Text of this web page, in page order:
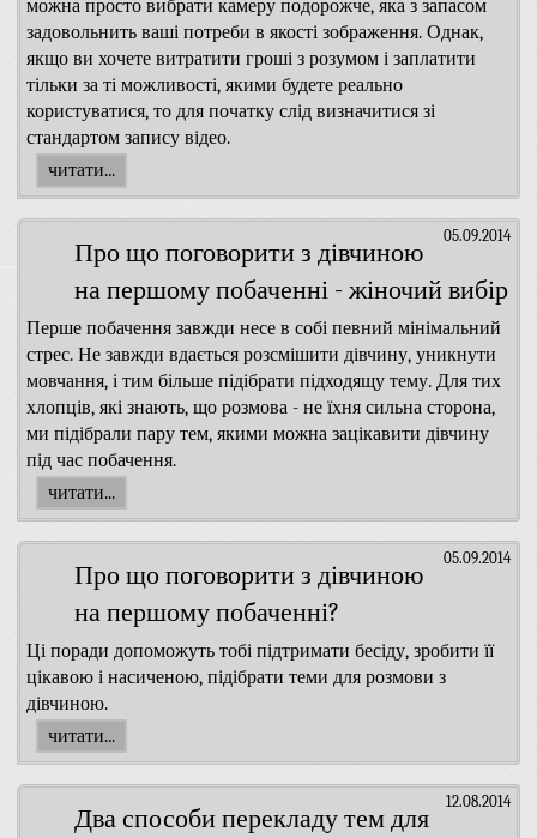
можна просто вибрати камеру подорожче, яка з запасом
задовольнить ваші потреби в якості зображення. Однак,
якщо ви хочете витратити гроші з розумом і заплатити
тільки за ті можливості, якими будете реально
користуватися, то для початку слід визначитися зі
стандартом запису відео.
читати...
05.09.2014
Про що поговорити з дівчиною
на першому побаченні - жіночий вибір
Перше побачення завжди несе в собі певний мінімальний
стрес. Не завжди вдається розсмішити дівчину, уникнути
мовчання, і тим більше підібрати підходящу тему. Для тих
хлопців, які знають, що розмова - не їхня сильна сторона,
ми підібрали пару тем, якими можна зацікавити дівчину
під час побачення.
читати...
05.09.2014
Про що поговорити з дівчиною
на першому побаченні?
Ці поради допоможуть тобі підтримати бесіду, зробити її
цікавою і насиченою, підібрати теми для розмови з
дівчиною.
читати...
12.08.2014
Два способи перекладу тем для